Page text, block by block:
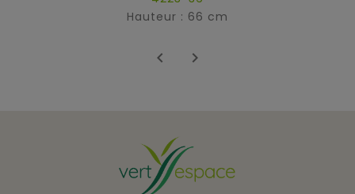
Hauteur : 66 cm
 